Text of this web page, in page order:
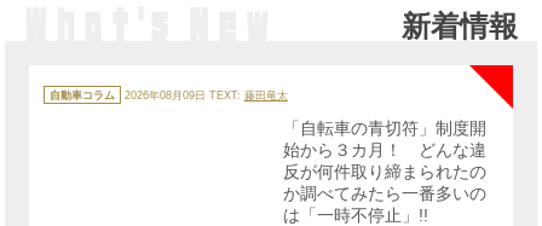
新着情報
テ
ゴ
自動車コラム 2026年08月09日 TEXT: 藤田竜太
NEW
「自転車の青切符」制度開
始から３カ月！ どんな違
反が何件取り締まられたの
か調べてみたら一番多いの
は「一時不停止」!!